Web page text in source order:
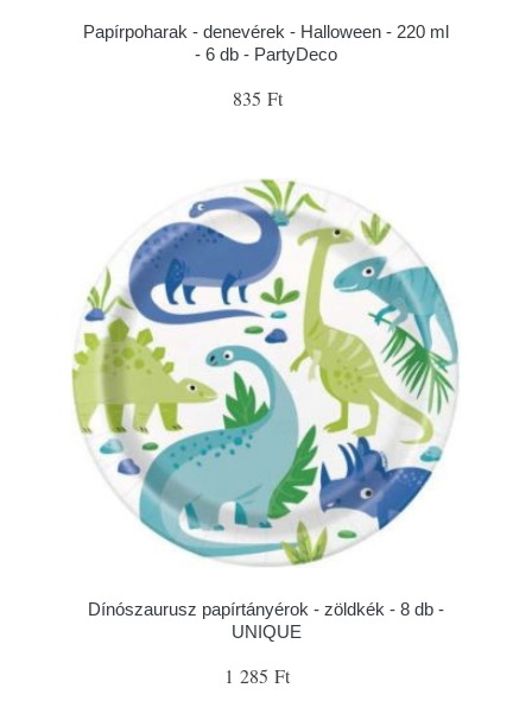
Papírpoharak - denevérek - Halloween - 220 ml
- 6 db - PartyDeco
835 Ft
Dínószaurusz papírtányérok - zöldkék - 8 db -
UNIQUE
1 285 Ft